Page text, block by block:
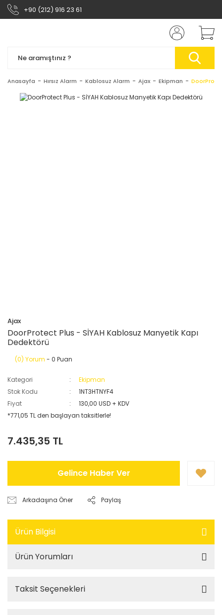
+90 (212) 916 23 61
Anasayfa Hırsız Alarm Kablosuz Alarm Ajax Ekipman
Ajax
DoorProtect Plus - SİYAH Kablosuz Manyetik Kapı
Dedektörü
(0) Yorum - 0 Puan
Kategori
Ekipman
Stok Kodu
1NT3HTNYF4
Fiyat
130,00 USD + KDV
*771,05 TL den başlayan taksitlerle!
7.435,35 TL
Gelince Haber Ver
Arkadaşına Öner Paylaş
Ürün Bilgisi
Ürün Yorumları
Taksit Seçenekleri